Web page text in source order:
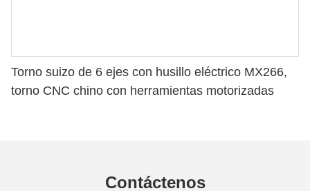
Torno suizo de 6 ejes con husillo eléctrico MX266,
torno CNC chino con herramientas motorizadas
Contáctenos